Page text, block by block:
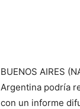
BUENOS AIRES
Argentina podría
con un informe